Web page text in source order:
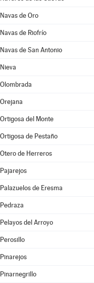
Navas de Oro
Navas de Riofrío
Navas de San Antonio
Nieva
Olombrada
Orejana
Ortigosa del Monte
Ortigosa de Pestaño
Otero de Herreros
Pajarejos
Palazuelos de Eresma
Pedraza
Pelayos del Arroyo
Perosillo
Pinarejos
Pinarnegrillo